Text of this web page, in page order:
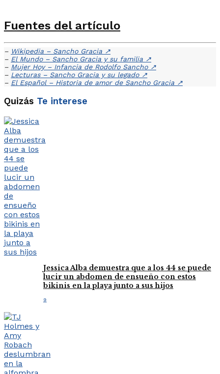
Fuentes del artículo
– Wikipedia – Sancho Gracia ↗
– El Mundo – Sancho Gracia y su familia ↗
– Mujer Hoy – Infancia de Rodolfo Sancho ↗
– Lecturas – Sancho Gracia y su legado ↗
– El Español – Historia de amor de Sancho Gracia ↗
Quizás Te interese
Jessica Alba demuestra que a los 44 se puede
lucir un abdomen de ensueño con estos
bikinis en la playa junto a sus hijos
9